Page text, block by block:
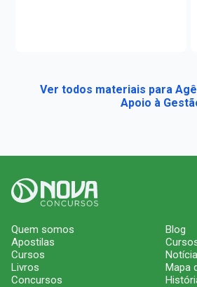
Ver todos materiais para
Apoio à
Quem somos
Apostilas
Cursos
Livros
Concursos
Blog
Mapa